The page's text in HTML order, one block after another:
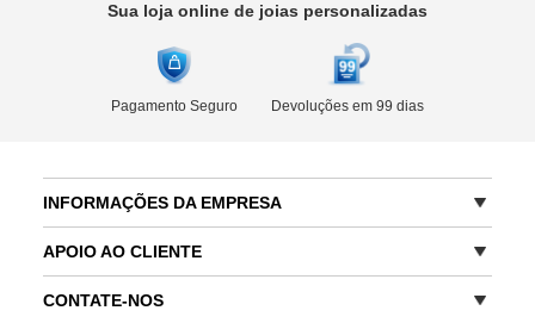
Sua loja online de joias personalizadas
Pagamento Seguro Devoluções em 99 dias
INFORMAÇÕES DA EMPRESA
APOIO AO CLIENTE
CONTATE-NOS